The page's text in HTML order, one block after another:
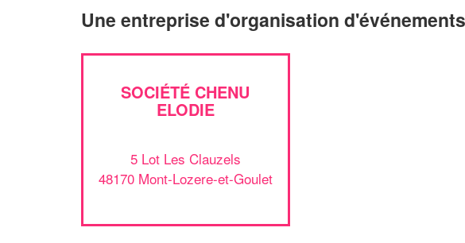
Une entreprise d'organisation
SOCIÉTÉ CHENU
ELODIE
5 Lot Les Clauzels
48170 Mont-Lozere-et-Goulet